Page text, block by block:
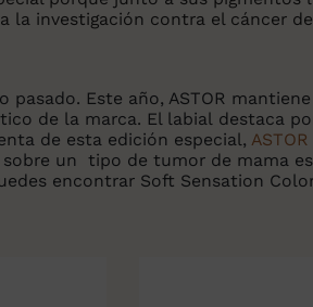
la investigación contra el cáncer
Este año, ASTOR
de la marca. El labial destaca
de esta edición especial, ASTOR
un tipo de tumor de mama
encontrar Soft Sensation